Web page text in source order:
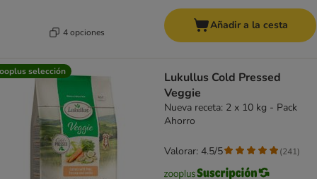
4 opciones
Añadir a la cesta
selección
Lukullus Cold Pressed
Veggie
Nueva receta: 2 x 10 kg - Pack
Ahorro
Valorar: 4.5/5 (241)